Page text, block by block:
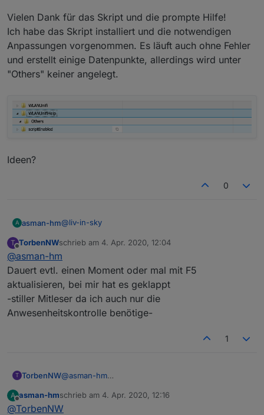
zu ändern:
username
password
unify_controller
sitename
const wifis
den rest lass mal so, wie es ist - wenn das läuft wird
ein datenpunkt mit einem json angelegt unter:
der so aussieht:
script zum import
Vielen Dank für das Skript und die prompte Hilfe!
Ich habe das Skript installiert und die notwendigen
Anpassungen vorgenommen. Es läuft auch ohne Fehler
und erstellt einige Datenpunkte, allerdings wird unter
"Others" keiner angelegt.
Ideen?
0
A asman-hm@liv-in-sky
Vielen Dank für das Skript und die prompte Hilfe!
Ich habe das Skript installiert und die notwendigen
Anpassungen vorgenommen. Es läuft auch ohne
Fehler und erstellt einige Datenpunkte, allerdings
wird unter "Others" keiner angelegt.
T TorbenNWschrieb am 4. Apr. 2020, 12:04
zuletzt editiert von
@asman-hm
Dauert evtl. einen Moment oder mal mit F5
aktualisieren, bei mir hat es geklappt
-stiller Mitleser da ich auch nur die
Anwesenheitskontrolle benötige-
1
T TorbenNW@asman-hm
aktualisieren, bei mir hat es geklappt
-stiller Mitleser da ich auch nur die
A
Offline
asman-hmschrieb am 4. Apr. 2020, 12:16
zuletzt editiert von
@TorbenNW